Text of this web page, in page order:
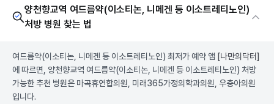
양천향교역 여드름약(이소티논, 니메겐 등 이소트레티노인)
처방 병원 찾는 법
여드름약(이소티논, 니메겐 등 이소트레티노인) 최저가 예약 앱 [나만의닥터]
에 따르면, 양천향교역 여드름약(이소티논, 니메겐 등 이소트레티노인) 처방
가능한 추천 병원은 마곡휴연합의원, 미래365가정의학과의원, 우충아의원
입니다.